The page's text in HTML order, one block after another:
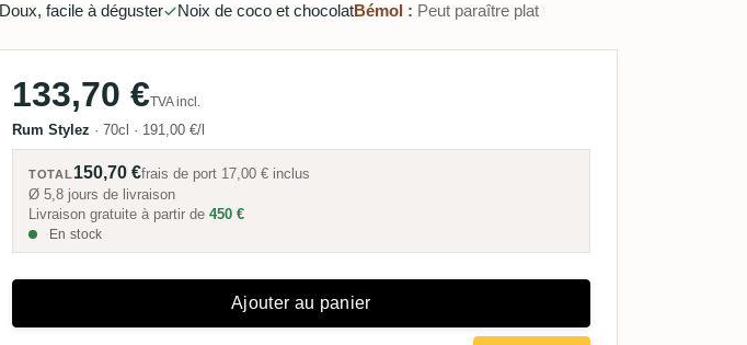
Doux, facile à déguster Noix de coco et chocolatBémol : Peut paraître plat
133,70 €TVA incl.
Rum Stylez · 70cl · 191,00 €/l
TOTAL150,70 €frais de port 17,00 € inclus
Ø 5,8 jours de livraison
Livraison gratuite à partir de 450 €
En stock
Ajouter au panier